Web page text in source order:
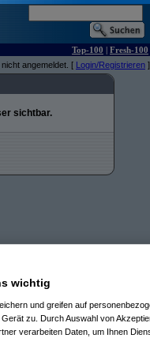
Top-100 | Fresh-100
nicht angemeldet. [ Login/Registrieren ]
sichtbar.
wichtig
und greifen auf
zu. Durch Auswahl von
verarbeiten Daten, um Ihnen